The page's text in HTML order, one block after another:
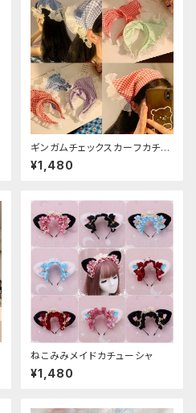
ギンガムチェックスカーフカチュ
ーシャ
¥1,480
ねこみみメイドカチューシャ
¥1,480